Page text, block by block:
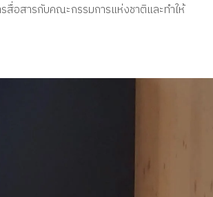
สื่อสารกับคณะกรรมการแห่งชาติและทำให้